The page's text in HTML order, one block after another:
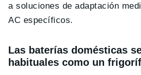
a soluciones de adaptación
AC específicos.
Las baterías domésticas
habituales como un